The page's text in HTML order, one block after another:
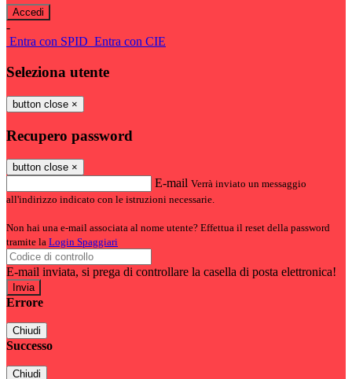
-
Entra con SPID Entra con CIE
Seleziona utente
button close ×
Recupero password
button close ×
E-mail Verrà inviato un messaggio
all'indirizzo indicato con le istruzioni necessarie.
Non hai una e-mail associata al nome utente? Effettua il reset della password
tramite la Login Spaggiari
E-mail inviata, si prega di controllare la casella di posta elettronica!
Errore
Chiudi
Successo
Chiudi